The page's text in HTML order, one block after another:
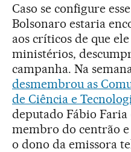
Caso se configure
Bolsonaro estaria
aos críticos de que
ministérios,
campanha. Na
desmembrou as
de Ciência e
deputado Fábio Faria
membro do centrão
o dono da emissora